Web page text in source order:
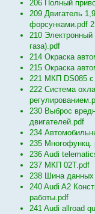
206 Полный
209 Двигатель
форсунками.pdf
210 Электронный
газа).pdf
214 Окраска
215 Окраска
221 МКП DS085 с
222 Система
230 Выброс
двигателей.pdf
234
235 Многофункц.
236 Audi
237 МКП 02Т.pdf
238 Шина
240 Audi A2
работы.pdf
241 Audi allroad